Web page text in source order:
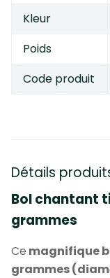
Kleur
Poids
Code produit
Détails
Bol chantant
grammes
Ce magnifique
grammes